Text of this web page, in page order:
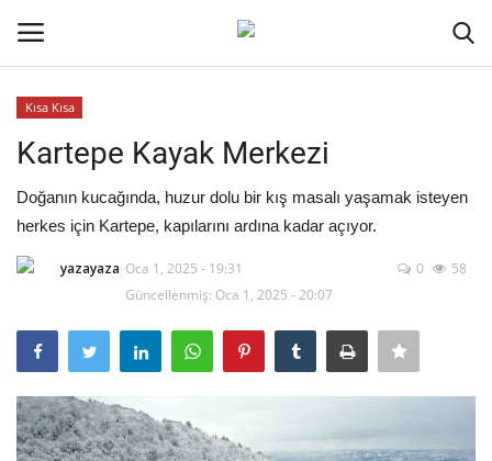
Ana Sayfa
Kripto Para
Genel
Kodlama
Kısa Kısa
Kartepe Kayak Merkezi
Doğanın kucağında, huzur dolu bir kış masalı yaşamak isteyen
herkes için Kartepe, kapılarını ardına kadar açıyor.
yazayaza Oca 1, 2025 - 19:31
Güncellenmiş: Oca 1, 2025 - 20:07
0 58